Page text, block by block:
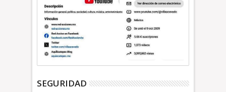
SEGURIDAD